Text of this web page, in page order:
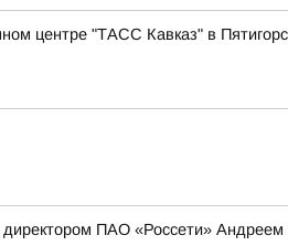
центре "ТАСС Кавказ" в
директором ПАО «Россети»